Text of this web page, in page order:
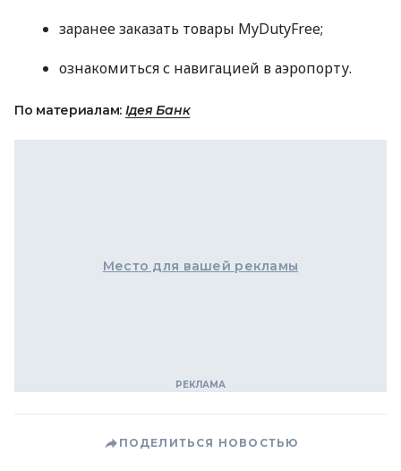
заранее заказать товары MyDutyFree;
ознакомиться с навигацией в аэропорту.
По материалам: Ідея Банк
Место для вашей рекламы
ПОДЕЛИТЬСЯ НОВОСТЬЮ